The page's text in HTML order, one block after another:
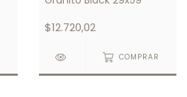
$12.720,02
COMPRAR